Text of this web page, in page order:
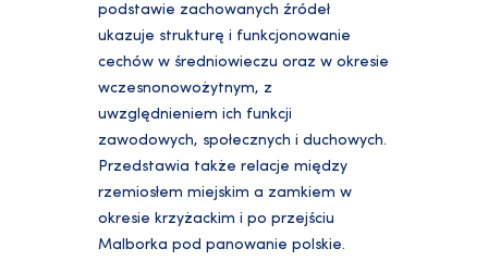
podstawie zachowanych źródeł
ukazuje strukturę i funkcjonowanie
cechów w średniowieczu oraz w okresie
wczesnonowożytnym, z
uwzględnieniem ich funkcji
zawodowych, społecznych i duchowych.
Przedstawia także relacje między
rzemiosłem miejskim a zamkiem w
okresie krzyżackim i po przejściu
Malborka pod panowanie polskie.